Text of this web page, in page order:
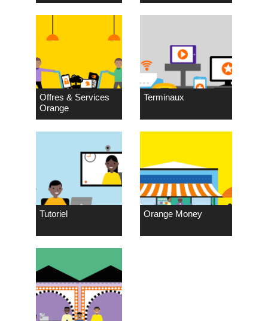
Offres & Services
Orange
Terminaux
Tutoriel Orange Money